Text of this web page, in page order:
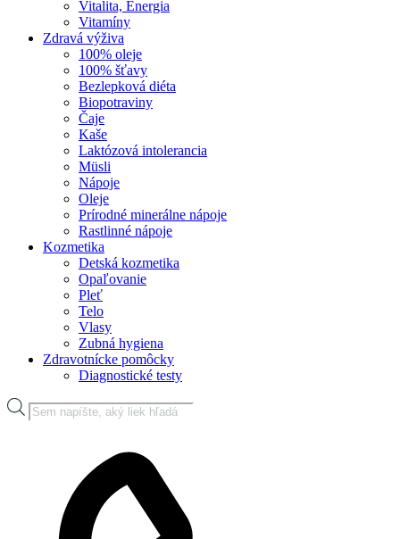
Vitalita, Energia
Vitamíny
Zdravá výživa
100% oleje
100% šťavy
Bezlepková diéta
Biopotraviny
Čaje
Kaše
Laktózová intolerancia
Müsli
Nápoje
Oleje
Prírodné minerálne nápoje
Rastlinné nápoje
Kozmetika
Detská kozmetika
Opaľovanie
Pleť
Telo
Vlasy
Zubná hygiena
Zdravotnícke pomôcky
Diagnostické testy
Products
search